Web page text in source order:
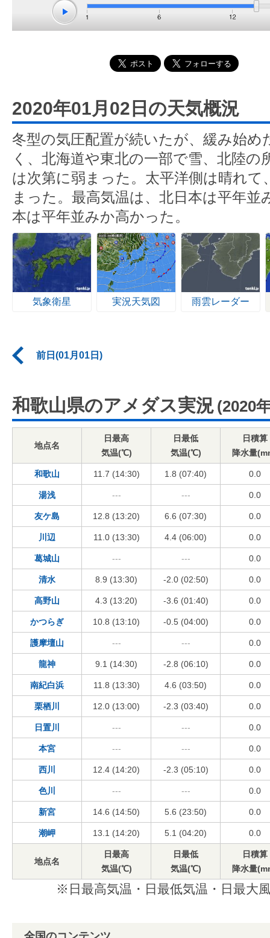
2020年01月02日の天気概況
冬型の気圧配置が続いたが、緩み始め
く、北海道や東北の一部で雪、北陸の
は次第に弱まった。太平洋側は晴れて
まった。最高気温は、北日本は平年並
本は平年並みか高かった。
気象衛星 実況天気図 雨雲レーダー
前日(01月01日)
和歌山県のアメダス実況 (2020
地点名
日最高
気温(℃)
日最低
気温(℃)
日積算
降水量
和歌山 11.7 (14:30) 1.8 (07:40) 0.0
湯浅 --- --- 0.0
友ケ島 12.8 (13:20) 6.6 (07:30) 0.0
川辺 11.0 (13:30) 4.4 (06:00) 0.0
葛城山 --- --- 0.0
清水 8.9 (13:30) -2.0 (02:50) 0.0
高野山 4.3 (13:20) -3.6 (01:40) 0.0
かつらぎ 10.8 (13:10) -0.5 (04:00) 0.0
護摩壇山 --- --- 0.0
龍神 9.1 (14:30) -2.8 (06:10) 0.0
南紀白浜 11.8 (13:30) 4.6 (03:50) 0.0
栗栖川 12.0 (13:00) -2.3 (03:40) 0.0
日置川 --- --- 0.0
本宮 --- --- 0.0
西川 12.4 (14:20) -2.3 (05:10) 0.0
色川 --- --- 0.0
新宮 14.6 (14:50) 5.6 (23:50) 0.0
潮岬 13.1 (14:20) 5.1 (04:20) 0.0
地点名
日最高
気温(℃)
日最低
気温(℃)
日積算
降水量
※日最高気温・日最低気温・日最大